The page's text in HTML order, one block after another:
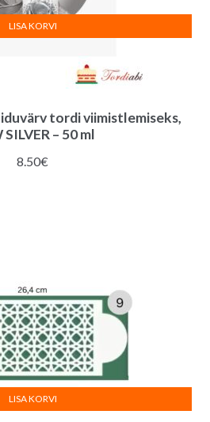
tordi viimistlemiseks,
SILVER – 50 ml
8.50€
LISA KORVI
LISA KORVI